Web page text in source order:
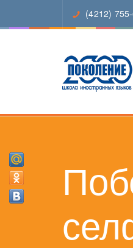
(4212)